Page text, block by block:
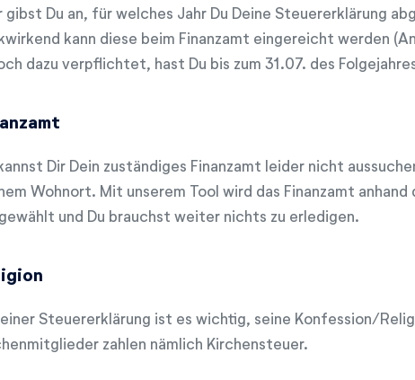
gibst Du an, für welches Jahr Du Deine Steuererklärung
kann diese beim Finanzamt eingereicht werden
dazu verpflichtet, hast Du bis zum 31.07. des
Dir Dein zuständiges Finanzamt leider nicht
Wohnort. Mit unserem Tool wird das Finanzamt
und Du brauchst weiter nichts zu erledigen.
Steuererklärung ist es wichtig, seine Konfession/
zahlen nämlich Kirchensteuer.